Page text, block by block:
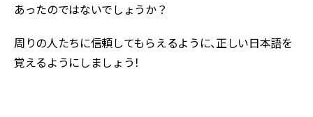
あったのではないでしょうか？
周りの人たちに信頼してもらえるように、正しい日本語を
覚えるようにしましょう！